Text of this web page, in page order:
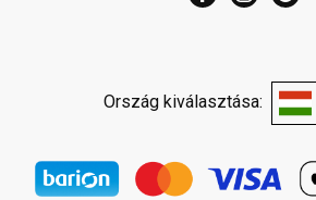
Ország kiválasztása: